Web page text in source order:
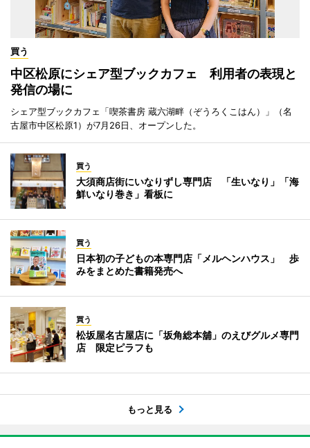
買う
中区松原にシェア型ブックカフェ 利用者の表現と
発信の場に
シェア型ブックカフェ「喫茶書房 蔵六湖畔（ぞうろくこはん）」（名
古屋市中区松原1）が7月26日、オープンした。
買う
大須商店街にいなりずし専門店 「生いなり」「海
鮮いなり巻き」看板に
買う
日本初の子どもの本専門店「メルヘンハウス」 歩
みをまとめた書籍発売へ
買う
松坂屋名古屋店に「坂角総本舖」のえびグルメ専門
店 限定ピラフも
もっと見る